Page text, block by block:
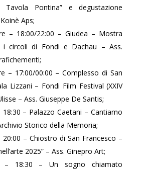
Tavola Pontina” e degustazione
Aps;
– 18:00/22:00 – Giudea – Mostra
circoli di Fondi e Dachau – Ass.
– 17:00/00:00 – Complesso di San
Lizzani – Fondi Film Festival (XXIV
– Ass. Giuseppe De Santis;
– Palazzo Caetani – Cantiamo
Storico della Memoria;
– Chiostro di San Francesco –
2025” – Ass. Ginepro Art;
– 18:30 – Un sogno chiamato